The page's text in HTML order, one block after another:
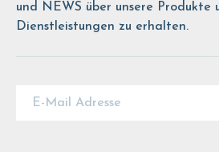
und NEWS über unsere Produkte
Dienstleistungen zu erhalten.